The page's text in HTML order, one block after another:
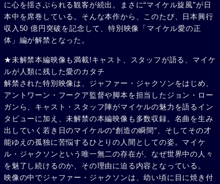
に心を揺さぶられる観客が続出。まさに“マイケル旋風”が日
本中を席巻している。そんな本作から、このたび、日本興行
収入50 億円突破を記念して、特別映像「マイケル愛の正
体」編が解禁となった。
★未解禁本編映像も満載!キャスト、スタッフが語る、マイケ
ルが人類に残した愛のカタチ
解禁された特別映像は、ジャファー・ジャクソンをはじめ、
アントワーン・フークア監督や脚本を担当したジョン・ロー
ガンら、キャスト・スタッフ陣がマイケルの魅力を語るイン
タビューに加え、未解禁の本編映像も多数収録。名曲を生み
出していく若き日のマイケルの“創造の瞬間”、そしてその才
能ゆえの孤独に苦悩するひとりの人間としての姿。マイケ
ル・ジャクソンという唯一無二の存在が、なぜ世界中の人々
を魅了し続けるのか、その理由に迫る内容となっている。
映像の中でジャファー・ジャクソンは、幼い頃に目に焼き付